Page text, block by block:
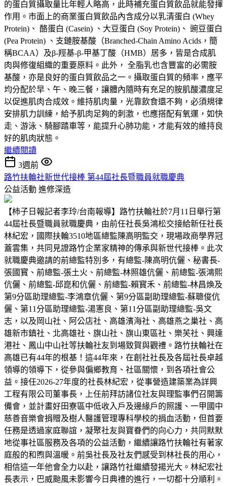
的蛋白質攝取量比年輕人略高，此時補充蛋白質飲品就能發揮
作用。市面上的商業蛋白質飲品內含成分以乳清蛋白 (Whey
Protein)、 酪蛋白 (Casein) 、大豆蛋白 (Soy Protein)、 豌豆蛋白
(Pea Protein) 、支鏈胺基酸（Branched-Chain Amino Acids，簡
稱BCAA）及β-羥基-β-甲基丁酸（HMB）居多，皆是合成肌
肉與修復組織的重要原料。此外， 全脂乳也含豐富的必需胺
基酸，亦是良好的蛋白質飲品之一。攝取蛋白質的頻率，應平
均分配於早、午、晚三餐，讓體內隨時有充足的胺肌酸濃度足
以促進肌肉合成效。維持肌肉量，光靠飲食還不夠，必須規律
安排肌力訓練，給予肌肉足夠的刺激，也應搭配有氧運，如快
走、游泳、騎腳踏車等，能提升心肺功能，才能有效的維持良
好的肌肉狀態。
繼續閱讀
3週前
路竹扶輪社新世代接棒 第44屆社長暨職員就職慶典
公益活動 進修深造
【柿子日報記者李玲/台南報導】路竹扶輪社於7月11日舉行第
44屆社長暨職員就職慶典，由前任社長吳鴻松交接給新任社長
林紀宏，國際扶輪3510地區總監陳高明監交，現場政商學界冠
蓋雲集，共同見證路竹企業家精神的傳承與新世代接棒。此次
就職慶典邀請的前總監特別多，有總監-陳高明伉儷、秘書長-
張國寳、前總監-張土火、前總監-林照雄伉儷、前總監-張鴻熙
伉儷、前總監-邱崑和伉儷、前總監-賴寳禾、前總監-林昌煥及
第9分區助理總監-李鴻章伉儷、第9分區副助理總監-蘇聰俊伉
儷、第11分區助理總監-湯憲良、第11分區副助理總監-吳文
志，以及岡山社、阿公店社、高雄濱海社、高雄燕之巢社、高
雄新市鎮社、北高雄社、旗山社、旗山東區社、樂芙社、興達
港社、鳳山中山社等扶輪社友到場致賀與觀禮。路竹扶輪社在
高雄已有44年的根基！這44年來，在創社社長及各屆社長卓越
領導的領導下，從參與偏鄉教育、社區關懷，到各項社會公
益。接任2026-27年度的社長林紀宏，從事營造建築業為詳興
工程有限公司董事長，上任前拜訪諸位社友與理監事們召開籌
備會，並計畫好田寮區中低收入戶及邊緣戶的照護、一甲國中
慈善音樂會捐贈及樹人醫護管理專科學校的捐血活動，但首要
任務是透過家庭聯誼，凝聚社友與寶眷們的向心力，共同默默
地從事社區服務及各項的公益活動，繼續讓路竹扶輪社有著家
庭般的和煦與溫暖。前吳社長及社友們感受到林社長的用心，
相信這一年他會全力以赴，讓路竹社繼續發揚光大。林紀宏社
長表示，巴威颱風未影響今日典禮的進行，一切都十分順利。